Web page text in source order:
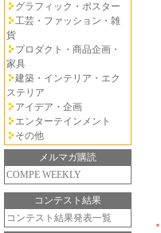
グラフィック・ポスター
工芸・ファッション・雑
貨
プロダクト・商品企画・
家具
建築・インテリア・エク
ステリア
アイデア・企画
エンターテインメント
その他
メルマガ購読
COMPE WEEKLY
コンテスト結果
コンテスト結果発表一覧
＊